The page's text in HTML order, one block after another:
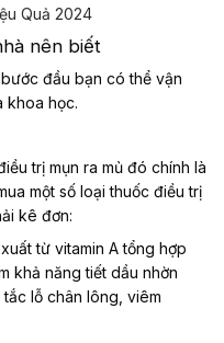
Quả 2024
nên biết
đầu bạn có thể vận
khoa học.
trị mụn ra mủ đó chính là
một số loại thuốc điều trị
kê đơn:
từ vitamin A tổng hợp
khả năng tiết dầu nhờn
lỗ chân lông, viêm